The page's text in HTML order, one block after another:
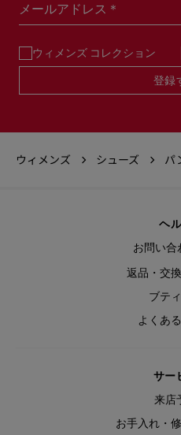
メールアドレス＊
ウィメンズ コレクション
登録
ウィメンズ シューズ パ
ヘ
お問い合
返品・交
ブテ
よくあ
サー
来店
お手入れ・